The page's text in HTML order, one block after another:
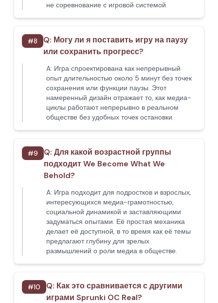
не соревнование с игровой системой.
#8 Q: Могу ли я поставить игру на паузу
или сохранить прогресс?
A: Игра спроектирована как непрерывный
опыт длительностью около 5 минут без точек
сохранения или функции паузы. Этот
намеренный дизайн отражает то, как медиа-
циклы работают непрерывно в реальном
обществе без удобных точек остановки.
#9 Q: Для какой возрастной группы
подходит We Become What We
Behold?
A: Игра подходит для подростков и взрослых,
интересующихся медиа-грамотностью,
социальной динамикой и заставляющими
задуматься опытами. Её простая механика
делает её доступной, в то время как её темы
предлагают глубину для зрелых
размышлений о роли медиа в обществе.
#10 Q: Как это сравнивается с другими
играми Sprunki OC Real?